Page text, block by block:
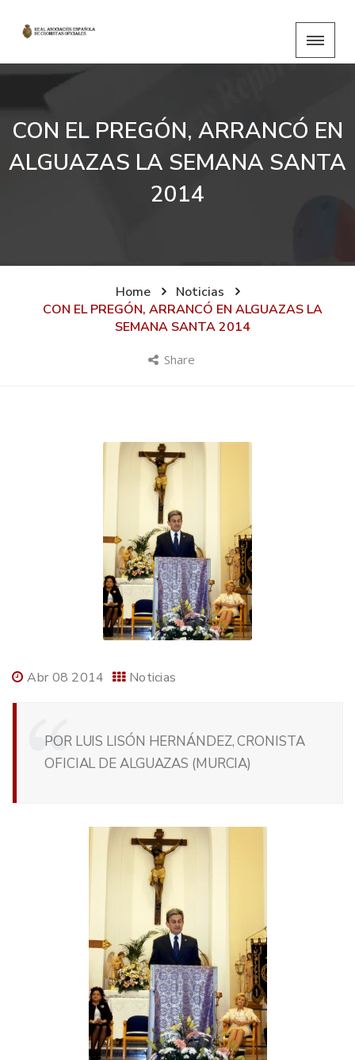
CON EL PREGÓN, ARRANCÓ EN
ALGUAZAS LA SEMANA SANTA
2014
Home
Noticias
CON EL PREGÓN, ARRANCÓ EN ALGUAZAS LA
SEMANA SANTA 2014
Share
Abr 08 2014 Noticias
POR LUIS LISÓN HERNÁNDEZ, CRONISTA
OFICIAL DE ALGUAZAS (MURCIA)